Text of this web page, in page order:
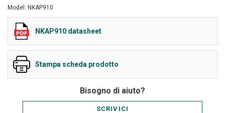
Model: NKAP910
NKAP910 datasheet
Stampa scheda prodotto
Bisogno di aiuto?
SCRIVICI